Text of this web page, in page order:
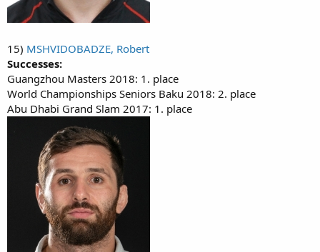
15) MSHVIDOBADZE, Robert
Successes:
Guangzhou Masters 2018: 1. place
World Championships Seniors Baku 2018: 2. place
Abu Dhabi Grand Slam 2017: 1. place